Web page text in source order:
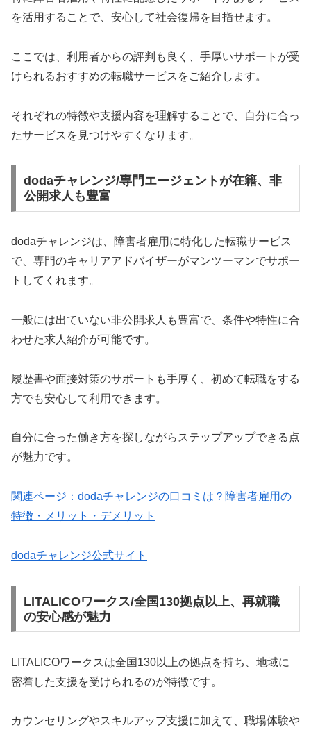
を活用することで、安心して社会復帰を目指せます。
ここでは、利用者からの評判も良く、手厚いサポートが受
けられるおすすめの転職サービスをご紹介します。
それぞれの特徴や支援内容を理解することで、自分に合っ
たサービスを見つけやすくなります。
dodaチャレンジ/専門エージェントが在籍、非
公開求人も豊富
dodaチャレンジは、障害者雇用に特化した転職サービス
で、専門のキャリアアドバイザーがマンツーマンでサポー
トしてくれます。
一般には出ていない非公開求人も豊富で、条件や特性に合
わせた求人紹介が可能です。
履歴書や面接対策のサポートも手厚く、初めて転職をする
方でも安心して利用できます。
自分に合った働き方を探しながらステップアップできる点
が魅力です。
関連ページ：dodaチャレンジの口コミは？障害者雇用の
特徴・メリット・デメリット
dodaチャレンジ公式サイト
LITALICOワークス/全国130拠点以上、再就職
の安心感が魅力
LITALICOワークスは全国130以上の拠点を持ち、地域に
密着した支援を受けられるのが特徴です。
カウンセリングやスキルアップ支援に加えて、職場体験や